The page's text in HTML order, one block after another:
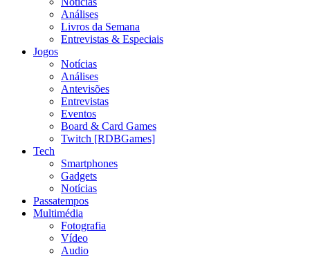
Análises
Livros da Semana
Entrevistas & Especiais
Jogos
Notícias
Análises
Antevisões
Entrevistas
Eventos
Board & Card Games
Twitch [RDBGames]
Tech
Smartphones
Gadgets
Notícias
Passatempos
Multimédia
Fotografia
Vídeo
Audio